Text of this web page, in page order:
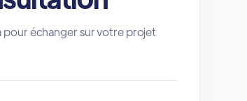
échanger sur votre projet